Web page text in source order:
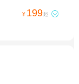
¥ 199起 